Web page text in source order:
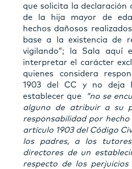
que solicita la declaración
de la hija mayor de
hechos dañosos
base a la existencia de
vigilando”; la Sala aquí
interpretar el carácter
quienes considera
1903 del CC y no deja
establecer que
“no se
alguno de atribuir a su
responsabilidad por hecho
artículo 1903 del Código
los padres, a los
directores de un
respecto de los